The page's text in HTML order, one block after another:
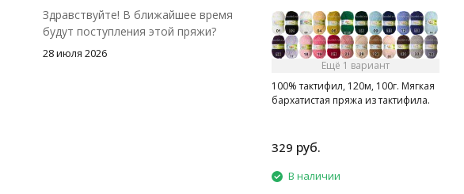
Ещё 1 вариант
100% тактифил, 120м, 100г. Мягкая
бархатистая пряжа из тактифила.
329 руб.
В наличии
Здравствуйте! В ближайшее время
будут поступления этой пряжи?
28 июля 2026